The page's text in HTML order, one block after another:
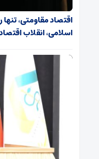
اقتصاد مقاومتی، تنها
اسلامی، انقلاب